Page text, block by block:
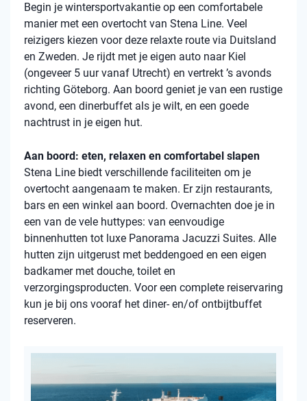
Begin je wintersportvakantie op een comfortabele
manier met een overtocht van Stena Line. Veel
reizigers kiezen voor deze relaxte route via Duitsland
en Zweden. Je rijdt met je eigen auto naar Kiel
(ongeveer 5 uur vanaf Utrecht) en vertrekt ’s avonds
richting Göteborg. Aan boord geniet je van een rustige
avond, een dinerbuffet als je wilt, en een goede
nachtrust in je eigen hut.
Aan boord: eten, relaxen en comfortabel slapen
Stena Line biedt verschillende faciliteiten om je
overtocht aangenaam te maken. Er zijn restaurants,
bars en een winkel aan boord. Overnachten doe je in
een van de vele huttypes: van eenvoudige
binnenhutten tot luxe Panorama Jacuzzi Suites. Alle
hutten zijn uitgerust met beddengoed en een eigen
badkamer met douche, toilet en
verzorgingsproducten. Voor een complete reiservaring
kun je bij ons vooraf het diner- en/of ontbijtbuffet
reserveren.